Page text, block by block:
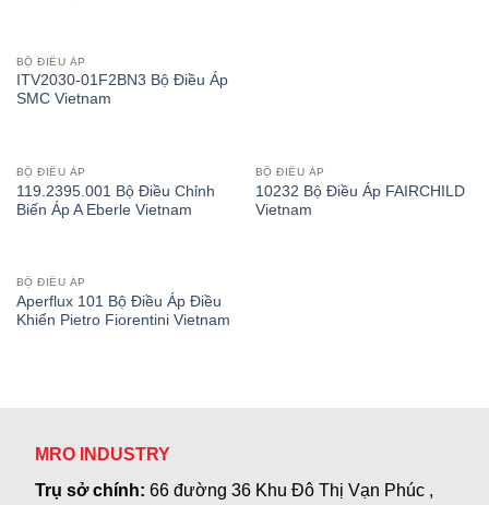
BỘ ĐIỀU ÁP
ITV2030-01F2BN3 Bộ Điều Áp
SMC Vietnam
BỘ ĐIỀU ÁP
119.2395.001 Bộ Điều Chỉnh
Biến Áp A Eberle Vietnam
BỘ ĐIỀU ÁP
10232 Bộ Điều Áp FAIRCHILD
Vietnam
BỘ ĐIỀU ÁP
Aperflux 101 Bộ Điều Áp Điều
Khiển Pietro Fiorentini Vietnam
MRO INDUSTRY
Trụ sở chính:66 đường 36 Khu Đô Thị Vạn Phúc ,